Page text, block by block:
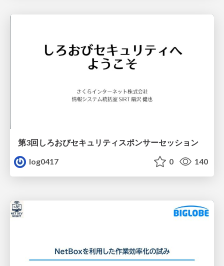
第3回しろおびセキュリティスポンサーセッション
log0417
0 140